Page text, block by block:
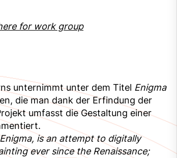
for work group
unternimmt unter dem Titel Enigma
die man dank der Erfindung der
umfasst die Gestaltung einer
is an attempt to digitally
ever since the Renaissance;